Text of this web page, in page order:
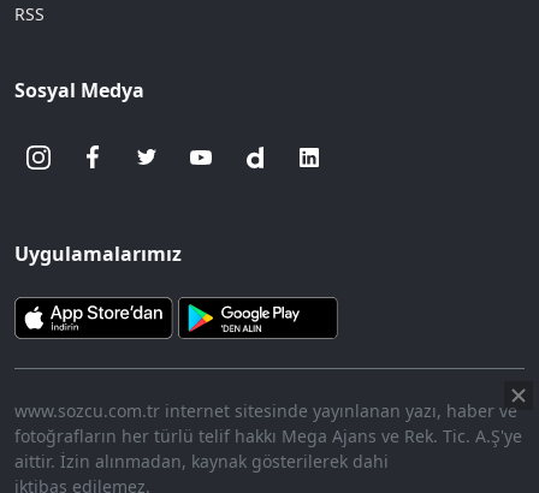
RSS
Sosyal Medya
Uygulamalarımız
www.sozcu.com.tr internet sitesinde yayınlanan yazı, haber ve
fotoğrafların her türlü telif hakkı Mega Ajans ve Rek. Tic. A.Ş'ye
aittir. İzin alınmadan, kaynak gösterilerek dahi
iktibas edilemez.